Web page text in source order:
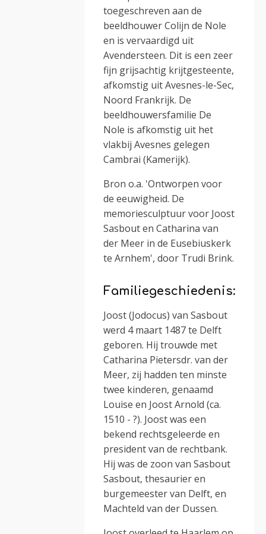
toegeschreven aan de
beeldhouwer Colijn de Nole
en is vervaardigd uit
Avendersteen. Dit is een zeer
fijn grijsachtig krijtgesteente,
afkomstig uit Avesnes-le-Sec,
Noord Frankrijk. De
beeldhouwersfamilie De
Nole is afkomstig uit het
vlakbij Avesnes gelegen
Cambrai (Kamerijk).
Bron o.a. 'Ontworpen voor
de eeuwigheid. De
memoriesculptuur voor Joost
Sasbout en Catharina van
der Meer in de Eusebiuskerk
te Arnhem', door Trudi Brink.
Familiegeschiedenis:
Joost (Jodocus) van Sasbout
werd 4 maart 1487 te Delft
geboren. Hij trouwde met
Catharina Pietersdr. van der
Meer, zij hadden ten minste
twee kinderen, genaamd
Louise en Joost Arnold (ca.
1510 - ?). Joost was een
bekend rechtsgeleerde en
president van de rechtbank.
Hij was de zoon van Sasbout
Sasbout, thesaurier en
burgemeester van Delft, en
Machteld van der Dussen.